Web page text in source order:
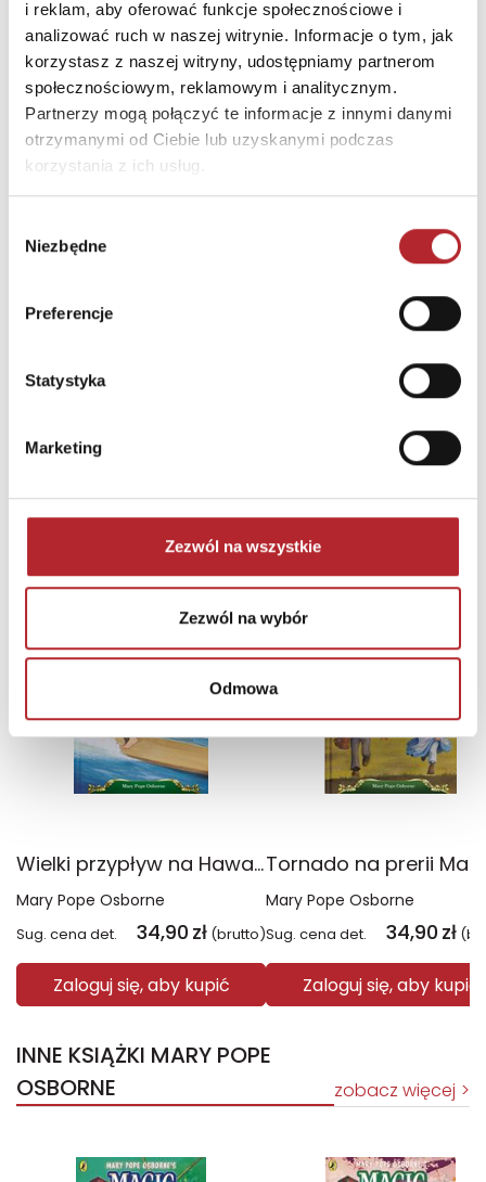
i reklam, aby oferować funkcje społecznościowe i
analizować ruch w naszej witrynie. Informacje o tym, jak
korzystasz z naszej witryny, udostępniamy partnerom
społecznościowym, reklamowym i analitycznym.
Partnerzy mogą połączyć te informacje z innymi danymi
otrzymanymi od Ciebie lub uzyskanymi podczas
korzystania z ich usług.
zgody
Niezbędne
Preferencje
Statystyka
Marketing
Zezwól na wszystkie
Zezwól na wybór
Odmowa
zobacz więcej
TOP 100
Wyłączność
Małgorzata Oliwia Sobczak
Zaloguj się, aby kupić
TOP 100
Wyłączność
Święto Karkonoszy
49,99zł
Zaloguj się, aby kupić
INNE Z TEJ SERII
Wielki przypływ na Hawajach. Magiczny domek na drzewie
Mary Pope Osborne
Sug. cena det. 34,90 zł (brutto)
Zaloguj się, aby kupić
Mary Pope Osborne
Sug. cena det. 34,90 zł
Zaloguj się, aby kupić
INNE KSIĄŻKI MARY POPE
OSBORNE
zobacz więcej